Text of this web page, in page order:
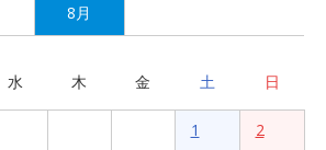
8月
水 木 金 土 日
1 2